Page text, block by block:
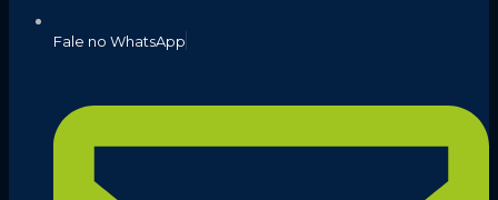
Fale no WhatsApp